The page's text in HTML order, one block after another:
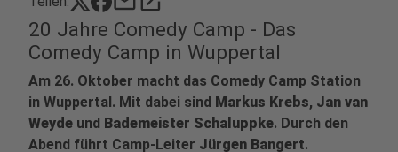
20 Jahre Comedy Camp - Das
Comedy Camp in Wuppertal
Am 26. Oktober macht das Comedy Camp Station
in Wuppertal. Mit dabei sind Markus Krebs, Jan van
Weyde und Bademeister Schaluppke. Durch den
Abend führt Camp-Leiter Jürgen Bangert.